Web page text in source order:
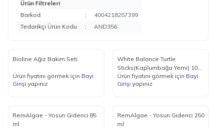
Ürün Filtreleri
Barkod
:
4004218257399
Tedarikçi Ürün Kodu
: AND356
Bioline Ağız Bakım Seti
Ürün fiyatını görmek için Bayi
Girişi yapınız
White Balance Turtle
Sticks(Kaplumbağa Yemi) 1000
ml
Ürün fiyatını görmek için Bayi
Girişi yapınız
RemAlgae - Yosun Giderici 85
ml
RemAlgae - Yosun Giderici 250
ml